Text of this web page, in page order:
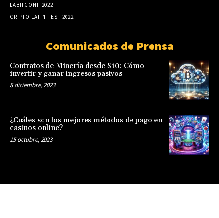
LABITCONF 2022
CRIPTO LATIN FEST 2022
Comunicados de Prensa
Contratos de Minería desde $10: Cómo
invertir y ganar ingresos pasivos
8 diciembre, 2023
¿Cuáles son los mejores métodos de pago en
casinos online?
15 octubre, 2023